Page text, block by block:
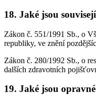
18. Jaké jsou
Zákon č. 551/1991 Sb., o
republiky, ve znění
Zákon č. 280/1992 Sb., o
dalších zdravotních
19. Jaké jsou